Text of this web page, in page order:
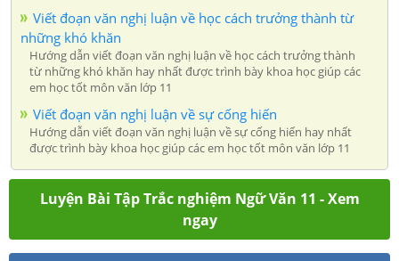
Viết đoạn văn nghị luận về học cách trưởng thành từ
những khó khăn
Hướng dẫn viết đoạn văn nghị luận về học cách trưởng thành
từ những khó khăn hay nhất được trình bày khoa học giúp các
em học tốt môn văn lớp 11
Viết đoạn văn nghị luận về sự cống hiến
Hướng dẫn viết đoạn văn nghị luận về sự cống hiến hay nhất
được trình bày khoa học giúp các em học tốt môn văn lớp 11
Luyện Bài Tập Trắc nghiệm Ngữ Văn 11 - Xem
ngay